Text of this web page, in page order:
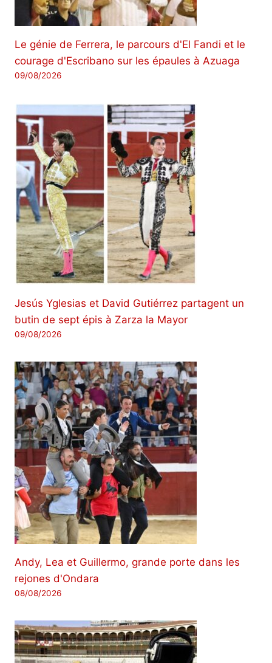
Le génie de Ferrera, le parcours d'El Fandi et le
courage d'Escribano sur les épaules à Azuaga
09/08/2026
Jesús Yglesias et David Gutiérrez partagent un
butin de sept épis à Zarza la Mayor
09/08/2026
Andy, Lea et Guillermo, grande porte dans les
rejones d'Ondara
08/08/2026